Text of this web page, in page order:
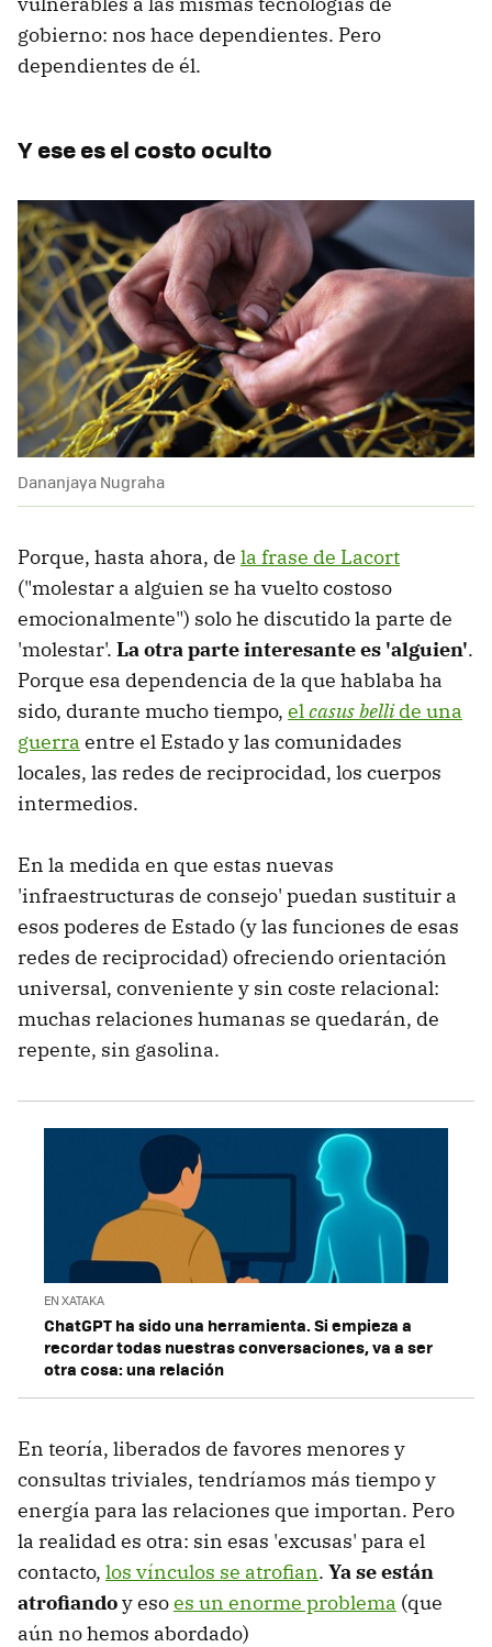
gobierno: nos hace dependientes. Pero
dependientes de él.
Y ese es el costo oculto
Dananjaya Nugraha
Porque, hasta ahora, de la frase de Lacort
("molestar a alguien se ha vuelto costoso
emocionalmente") solo he discutido la parte de
'molestar'. La otra parte interesante es 'alguien'.
Porque esa dependencia de la que hablaba ha
sido, durante mucho tiempo, elcasus bellide una
guerra entre el Estado y las comunidades
locales, las redes de reciprocidad, los cuerpos
intermedios.
En la medida en que estas nuevas
'infraestructuras de consejo' puedan sustituir a
esos poderes de Estado (y las funciones de esas
redes de reciprocidad) ofreciendo orientación
universal, conveniente y sin coste relacional:
muchas relaciones humanas se quedarán, de
repente, sin gasolina.
EN XATAKA
ChatGPT ha sido una herramienta. Si empieza a
recordar todas nuestras conversaciones, va a ser
otra cosa: una relación
En teoría, liberados de favores menores y
consultas triviales, tendríamos más tiempo y
energía para las relaciones que importan. Pero
la realidad es otra: sin esas 'excusas' para el
contacto, los vínculos se atrofian. Ya se están
atrofiandoy esoes un enorme problema (que
aún no hemos abordado)